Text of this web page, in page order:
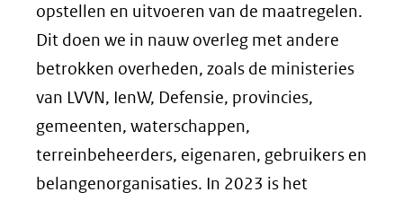
opstellen en uitvoeren van de maatregelen.
Dit doen we in nauw overleg met andere
betrokken overheden, zoals de ministeries
van LVVN, IenW, Defensie, provincies,
gemeenten, waterschappen,
terreinbeheerders, eigenaren, gebruikers en
belangenorganisaties. In 2023 is het